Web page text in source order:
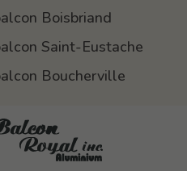
Boisbriand
Saint-Eustache
Boucherville